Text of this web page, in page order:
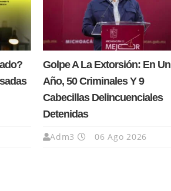
Golpe A La Extorsión: En Un
Año, 50 Criminales Y 9
Cabecillas Delincuenciales
Detenidas
Adm3 06 Ago 2026